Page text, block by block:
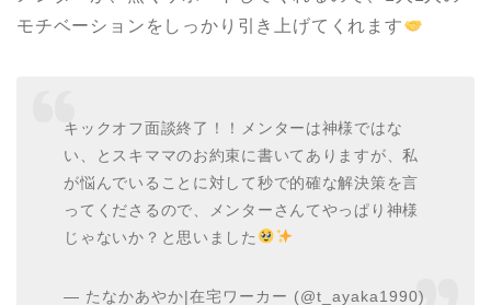
モチベーションをしっかり引き上げてくれます
キックオフ面談終了！！メンターは神様ではな
い、とスキママのお約束に書いてありますが、私
が悩んでいることに対して秒で的確な解決策を言
ってくださるので、メンターさんてやっぱり神様
じゃないか？と思いました
— たなかあやか|在宅ワーカー (@t_ayaka1990)